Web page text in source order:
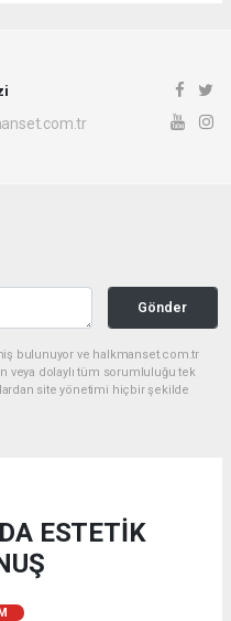
Gönder
bulunuyor ve halkmanset.com.tr
veya dolaylı tüm sorumluluğu tek
site yönetimi hiçbir şekilde
ESTETİK